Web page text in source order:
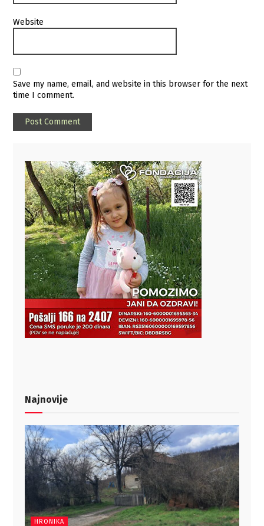
Website
Save my name, email, and website in this browser for the next
time I comment.
Najnovije
HRONIKA